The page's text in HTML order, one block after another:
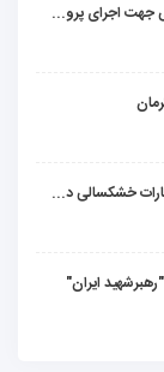
تخصیص اعتبارات ارزش افزوده، استانی و ملی جهت اجرای پروژه‌های عمرانی در شهرستان گنبکی
مدیرکل امور عشایر کرمان خواستار افزایش اعتبارات خشکسالی در سال جدید شد
ایران"